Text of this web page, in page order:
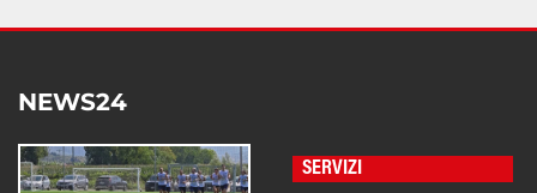
NEWS24
SERVIZI